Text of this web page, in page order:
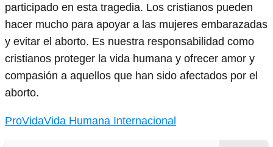
participado en esta tragedia. Los cristianos pueden
hacer mucho para apoyar a las mujeres embarazadas
y evitar el aborto. Es nuestra responsabilidad como
cristianos proteger la vida humana y ofrecer amor y
compasión a aquellos que han sido afectados por el
aborto.
ProVidaVida Humana Internacional